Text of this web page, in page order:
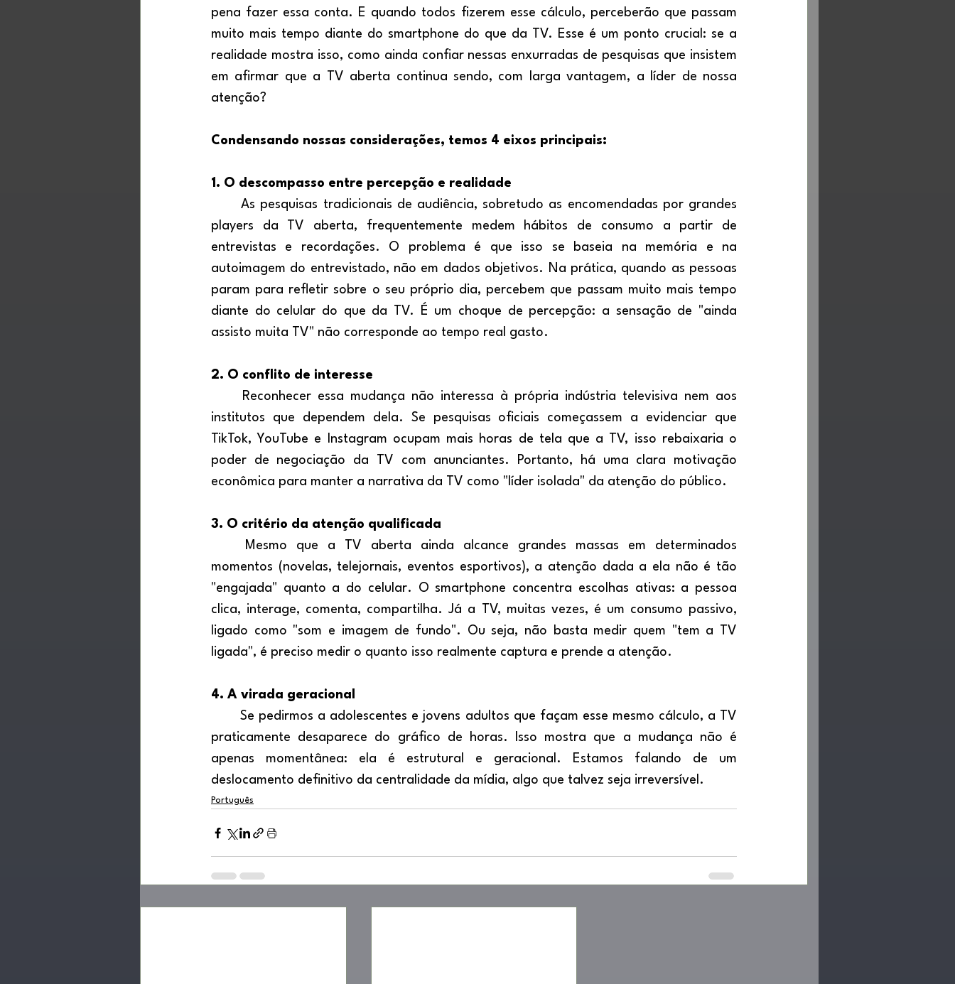
pena fazer essa conta. E quando todos fizerem esse cálculo, perceberão que passam
muito mais tempo diante do smartphone do que da TV. Esse é um ponto crucial: se a
realidade mostra isso, como ainda confiar nessas enxurradas de pesquisas que insistem
em afirmar que a TV aberta continua sendo, com larga vantagem, a líder de nossa
atenção?
Condensando nossas considerações, temos 4 eixos principais:
1. O descompasso entre percepção e realidade
	As pesquisas tradicionais de audiência, sobretudo as encomendadas por grandes
players da TV aberta, frequentemente medem hábitos de consumo a partir de
entrevistas e recordações. O problema é que isso se baseia na memória e na
autoimagem do entrevistado, não em dados objetivos. Na prática, quando as pessoas
param para refletir sobre o seu próprio dia, percebem que passam muito mais tempo
diante do celular do que da TV. É um choque de percepção: a sensação de "ainda
assisto muita TV" não corresponde ao tempo real gasto.
2. O conflito de interesse
institutos que dependem dela. Se pesquisas oficiais começassem a evidenciar que
TikTok, YouTube e Instagram ocupam mais horas de tela que a TV, isso rebaixaria o
poder de negociação da TV com anunciantes. Portanto, há uma clara motivação
econômica para manter a narrativa da TV como "líder isolada" da atenção do público.
3. O critério da atenção qualificada
momentos (novelas, telejornais, eventos esportivos), a atenção dada a ela não é tão
"engajada" quanto a do celular. O smartphone concentra escolhas ativas: a pessoa
clica, interage, comenta, compartilha. Já a TV, muitas vezes, é um consumo passivo,
ligado como "som e imagem de fundo". Ou seja, não basta medir quem "tem a TV
ligada", é preciso medir o quanto isso realmente captura e prende a atenção.
4. A virada geracional
	Se pedirmos a adolescentes e jovens adultos que façam esse mesmo cálculo, a TV
praticamente desaparece do gráfico de horas. Isso mostra que a mudança não é
apenas momentânea: ela é estrutural e geracional. Estamos falando de um
deslocamento definitivo da centralidade da mídia, algo que talvez seja irreversível.
Português